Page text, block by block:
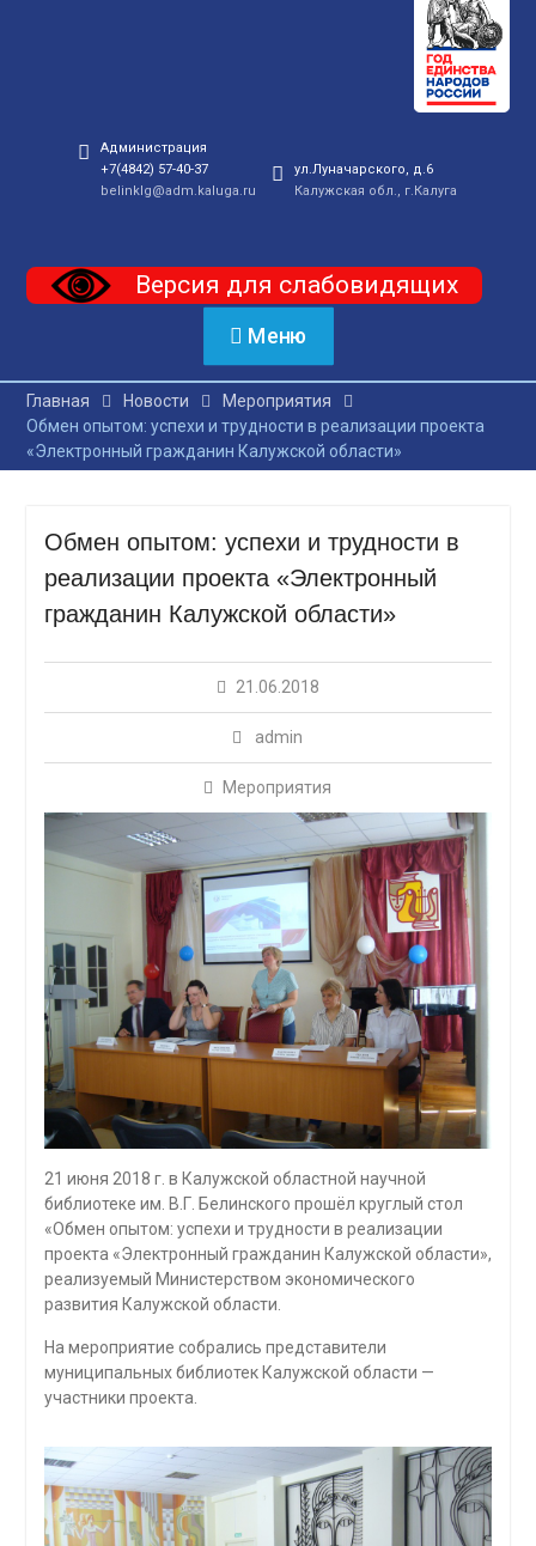
Администрация
+7(4842) 57-40-37
belinklg@adm.kaluga.ru
ул.Луначарского, д.6
Калужская обл., г.Калуга
Версия для слабовидящих
Меню
Главная Новости
Мероприятия
Обмен опытом: успехи и трудности в реализации проекта
«Электронный гражданин Калужской области»
Обмен опытом: успехи и трудности в
реализации проекта «Электронный
гражданин Калужской области»
21.06.2018
admin
Мероприятия
21 июня 2018 г. в Калужской областной научной
библиотеке им. В.Г. Белинского прошёл круглый стол
«Обмен опытом: успехи и трудности в реализации
проекта «Электронный гражданин Калужской области»,
реализуемый Министерством экономического
развития Калужской области.
На мероприятие собрались представители
муниципальных библиотек Калужской области —
участники проекта.